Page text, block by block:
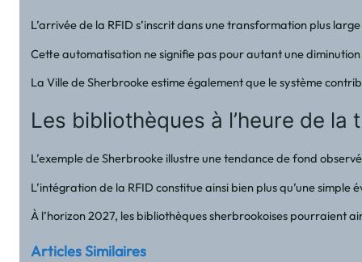
L’arrivée de la RFID s’inscrit dans une transformation plus
Cette automatisation ne signifie pas pour autant une
La Ville de Sherbrooke estime également que le système
Les bibliothèques à l’heure de
L’exemple de Sherbrooke illustre une tendance de fond
L’intégration de la RFID constitue ainsi bien plus qu’une
À l’horizon 2027, les bibliothèques sherbrookoises pourraient
Articles Similaires